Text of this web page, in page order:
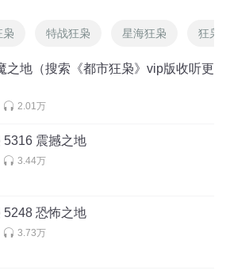
枭 特战狂枭 星海狂枭 狂枭
之地（搜索《都市狂枭》vip版收听更
2.01万
5316 震撼之地
3.44万
5248 恐怖之地
3.73万